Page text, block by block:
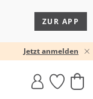
ZUR APP
Jetzt anmelden
MUST-HAVE